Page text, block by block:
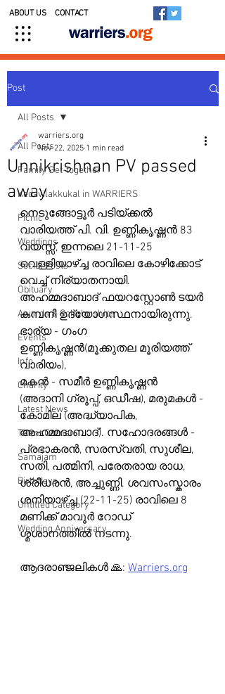
ABOUT US CONTACT
Post
All Posts
Family Get-together
Kedavilakkukal in WARRIERS
Picnic
Weddings
Social Posts
Obituary
Awards & Scholarships
Events
Info
Charity
Latest News
Talent Corner
Samajam
Birthdays
Untitled Category
Wedding Anniversary
All Posts
Unnikrishnan PV passed
away
warriers.org
Nov 22, 2025 1 min read
നെടുങ്ങോട്ടൂർ പടിയ്ക്കൽ
വാരിയത്ത് പി. വി. ഉണ്ണികൃഷ്ണൻ 83
വയസ്സ്, ഇന്നലെ 21-11-25
വെള്ളിയാഴ്ച്ച രാവിലെ കോഴിക്കോട്
വെച്ച് നിര്യാതനായി.
അഹമ്മദാബാദ് ഫയറസ്റ്റോൺ ടയർ
കമ്പനി ഉദ്യോഗസ്ഥനായിരുന്നു.
ഭാര്യ - ഗംഗ
ഉണ്ണികൃഷ്ണൻ(മൂക്കുതല മൂരിയത്ത്
വാരിയം),
മകൻ - സമീർ ഉണ്ണികൃഷ്ണൻ
(അദാനി ഗ്രൂപ്പ്, ഒഡീഷ), മരുമകൾ -
കോമില (അദ്ധ്യാപിക,
അഹമ്മദാബാദ്). സഹോദരങ്ങൾ -
പ്രഭാകരൻ, സരസ്വതി, സുശീല,
സതി, പത്മിനി, പരേതരായ രാധ,
ശ്രീധരൻ, അച്ചുണ്ണി. ശവസംസ്കാരം
ശനിയാഴ്ച്ച (22-11-25) രാവിലെ 8
മണിക്ക് മാവൂർ റോഡ്
ശ്മശാനത്തിൽ നടന്നു.
ആദരാഞ്ജലികൾ 🙏: Warriers.org